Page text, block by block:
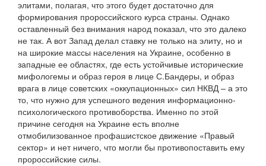
элитами, полагая, что этого будет достаточно для
формирования пророссийского курса страны. Однако
оставленный без внимания народ показал, что это далеко
не так. А вот Запад делал ставку не только на элиту, но и
на широкие массы населения на Украине, особенно в
западные ее областях, где есть устойчивые исторические
мифологемы и образ героя в лице С.Бандеры, и образ
врага в лице советских «оккупационных» сил НКВД – а это
то, что нужно для успешного ведения информационно-
психологического противоборства. Именно по этой
причине сегодня на Украине есть вполне
отмобилизованное профашистское движение «Правый
сектор» и нет ничего, что могли бы противопоставить ему
пророссийские силы.